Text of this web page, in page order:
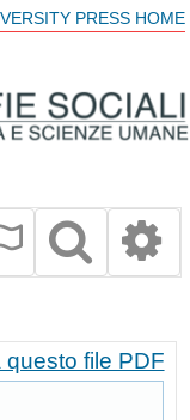
PRESS HOME
questo file PDF